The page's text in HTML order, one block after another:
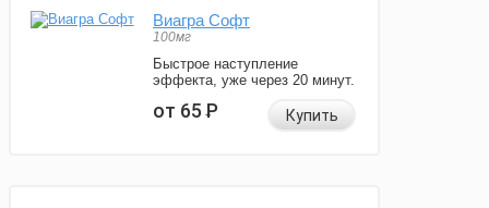
Виагра Софт
100мг
Быстрое наступление
эффекта, уже через 20 минут.
от 65Р Купить